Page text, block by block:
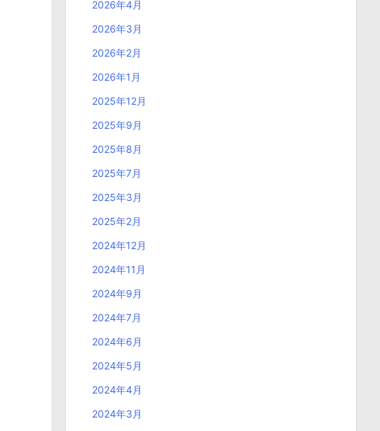
2026年4月
2026年3月
2026年2月
2026年1月
2025年12月
2025年9月
2025年8月
2025年7月
2025年3月
2025年2月
2024年12月
2024年11月
2024年9月
2024年7月
2024年6月
2024年5月
2024年4月
2024年3月